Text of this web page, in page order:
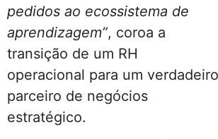
pedidos ao ecossistema de
aprendizagem”, coroa a
transição de um RH
operacional para um verdadeiro
parceiro de negócios
estratégico.